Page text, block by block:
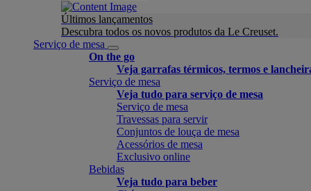
Últimos lançamentos
Descubra todos os novos produtos da Le Creuset.
Serviço de mesa
On the go
Veja garrafas térmicos, termos e
Serviço de mesa
Veja tudo para serviço de mesa
Serviço de mesa
Travessas para servir
Conjuntos de louça de mesa
Acessórios de mesa
Exclusivo online
Bebidas
Veja tudo para beber